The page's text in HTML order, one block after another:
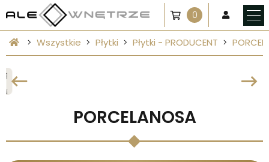
0
Wszystkie Płytki Płytki - PRODUCENT
PORCELANOSA